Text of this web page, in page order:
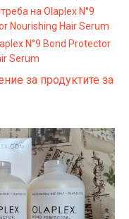
на Olaplex N°9
Nourishing Hair Serum
N°9 Bond Protector
Serum
за продуктите за